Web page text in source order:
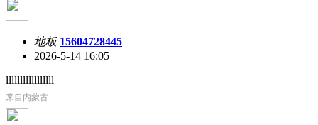
地板 15604728445
2026-5-14 16:05
lllllllllllllllll
来自内蒙古